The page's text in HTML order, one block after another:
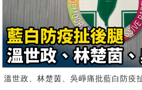
溫世政、林楚茵、吳崢痛批藍白防疫